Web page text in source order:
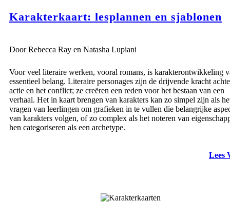
Karakterkaart: lesplannen en sjablonen
Door Rebecca Ray en Natasha Lupiani
Voor veel literaire werken, vooral romans, is karakterontwikkeling
essentieel belang. Literaire personages zijn de drijvende kracht
actie en het conflict; ze creëren een reden voor het bestaan van een
verhaal. Het in kaart brengen van karakters kan zo simpel zijn als
vragen van leerlingen om grafieken in te vullen die belangrijke
van karakters volgen, of zo complex als het noteren van
hen categoriseren als een archetype.
Lees